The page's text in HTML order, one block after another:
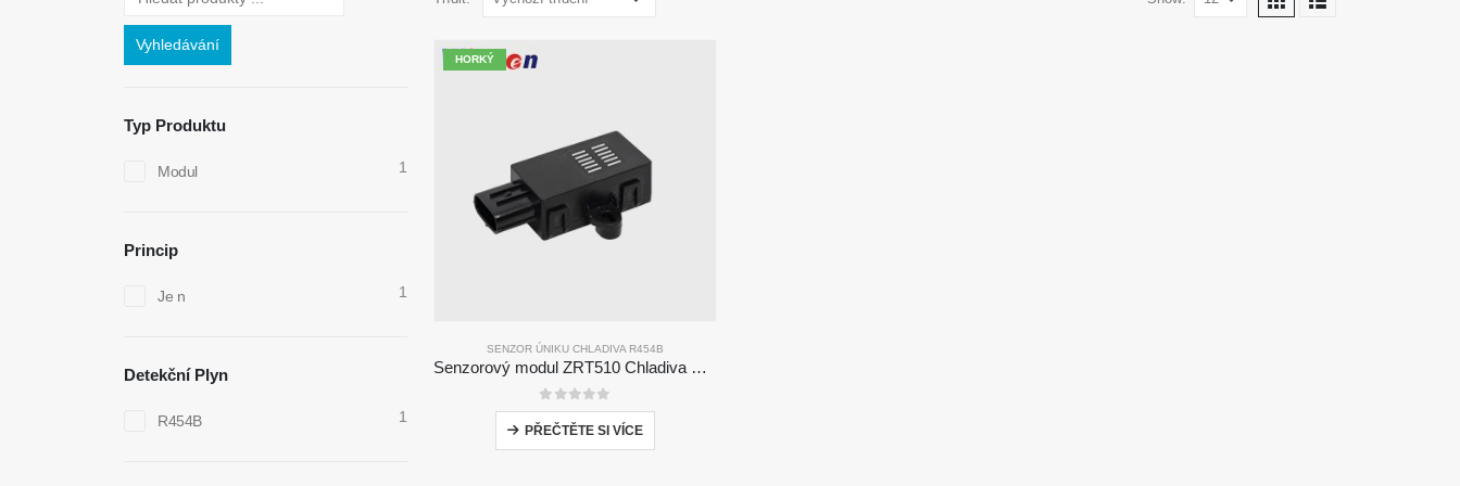
HORKÝ
SENZOR ÚNIKU CHLADIVA R454B
Senzorový modul ZRT510 Chladiva R454B-vysoce výkonný senzor chladiva NDIR
0z 5
PŘEČTĚTE SI VÍCE
Vyhledávání
Typ Produktu
Modul 1
Princip
Je n 1
Detekční Plyn
R454B 1